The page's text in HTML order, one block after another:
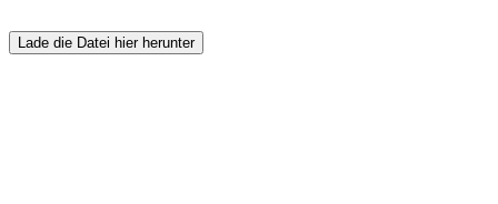
Lade die Datei hier herunter